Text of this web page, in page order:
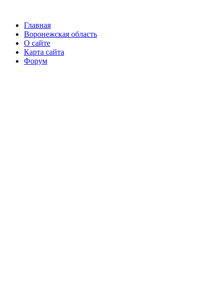
Главная
Воронежская область
О сайте
Карта сайта
Форум